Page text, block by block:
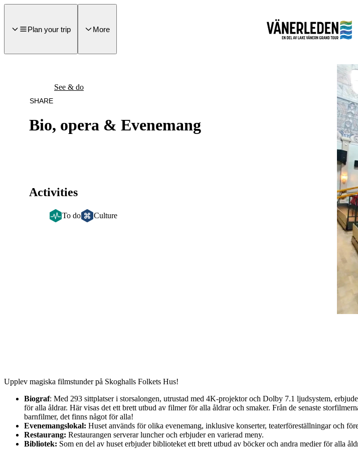
Plan your trip
More
Bio, opera & Evenemang
See & do
SHARE
Activities
To do Culture
Upplev magiska filmstunder på Skoghalls Folkets Hus!
Biograf: Med 293 sittplatser i storsalongen, utrustad med 4K-projektor och Dolby 7.1 ljudsystem,
för alla åldrar. Här visas det ett brett utbud av filmer för alla åldrar och smaker. Från de senaste
barnfilmer, det finns något för alla!
Evenemangslokal: Huset används för olika evenemang, inklusive konserter, teaterföreställningar och
Restaurang: Restaurangen serverar luncher och erbjuder en varierad meny.
Bibliotek: Som en del av huset erbjuder biblioteket ett brett utbud av böcker och andra medier för alla